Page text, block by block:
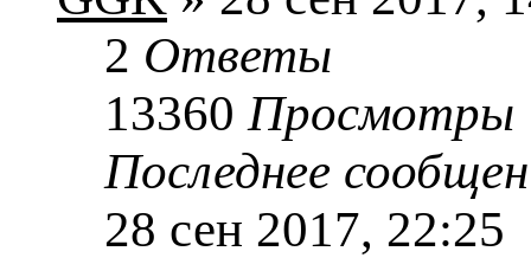
2 Ответы
13360Просмотры
Последнее
28 сен 2017, 22:25